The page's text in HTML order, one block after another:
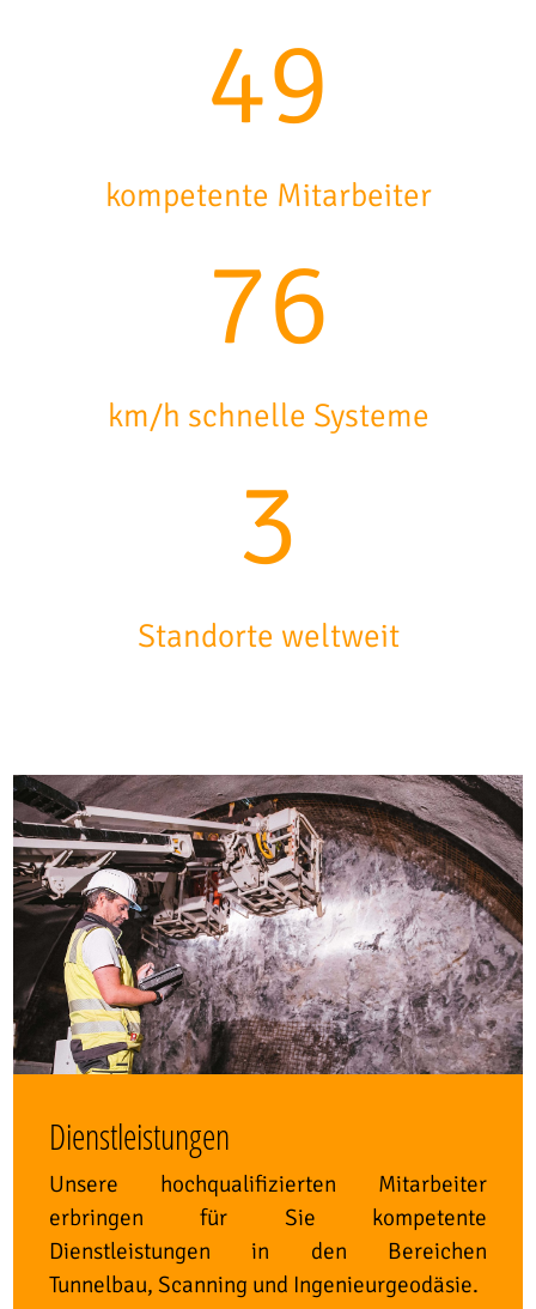
59
kompetente Mitarbeiter
91
km/h schnelle Systeme
3
Standorte weltweit
Dienstleistungen
Unsere hochqualifizierten Mitarbeiter
erbringen für Sie kompetente
Dienstleistungen in den Bereichen
Tunnelbau, Scanning und Ingenieurgeodäsie.